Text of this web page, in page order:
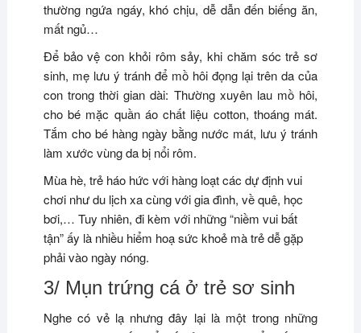
thường ngứa ngáy, khó chịu, dễ dẫn đến biếng ăn,
mất ngủ…
Để bảo vệ con khỏi rôm sảy, khi chăm sóc trẻ sơ
sinh, mẹ lưu ý tránh để mồ hôi đọng lại trên da của
con trong thời gian dài: Thường xuyên lau mồ hôi,
cho bé mặc quần áo chất liệu cotton, thoáng mát.
Tắm cho bé hàng ngày bằng nước mát, lưu ý tránh
làm xước vùng da bị nổi rôm.
Mùa hè, trẻ háo hức với hàng loạt các dự định vui
chơi như du lịch xa cùng với gia đình, về quê, học
bơi,… Tuy nhiên, đi kèm với những “niềm vui bất
tận” ấy là nhiều hiểm hoạ sức khoẻ mà trẻ dễ gặp
phải vào ngày nóng.
3/ Mụn trứng cá ở trẻ sơ sinh
Nghe có vẻ lạ nhưng đây lại là một trong những